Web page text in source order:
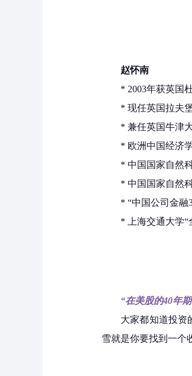
赵怀南
* 2003年获英国
* 现任英国拉夫
* 兼任英国牛津
* 欧洲中国经济
* 中国国家自然
* 中国国家自然
* “中国公司金融
* 上海交通大学“
“在美股的40年
大家都知道投资
雪就是你要找到一个